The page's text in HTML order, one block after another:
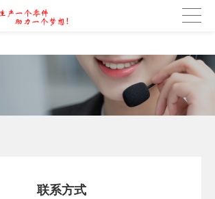
COB技术助力LED屏幕突破间距极限，打造
联系方式